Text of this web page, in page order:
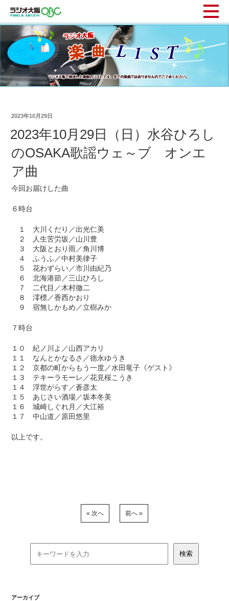
2023年10月29日
2023年10月29日（日）水谷ひろし
のOSAKA歌謡ウェ～ブ オンエ
ア曲
今回お届けした曲
６時台
１ 大川くだり／出光仁美
２ 人生苦労坂／山川豊
３ 大阪とおり雨／角川博
４ ふうふ／中村美律子
５ 花わずらい／市川由紀乃
６ 北海港節／三山ひろし
７ 二代目／木村徹二
８ 澪標／香西かおり
９ 宿無しかもめ／立樹みか
７時台
１０ 紀ノ川よ／山西アカリ
１１ なんとかなるさ／徳永ゆうき
１２ 京都の町からもう一度／水田竜子《ゲスト》
１３ テキーラモーレ／花見桜こうき
１４ 浮世がらす／蒼彦太
１５ あじさい酒場／坂本冬美
１６ 城崎しぐれ月／大江裕
１７ 中山道／原田悠里
以上です。
« 次へ 前へ »
アーカイブ